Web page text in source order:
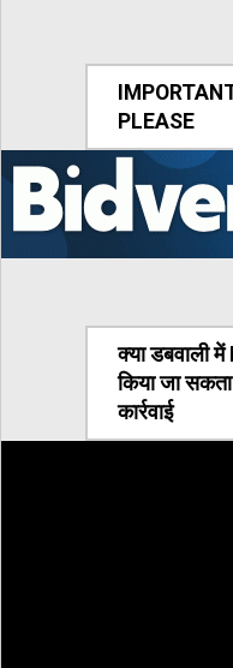
PLEASE
क्या डबवाली
किया जा
कार्रवाई